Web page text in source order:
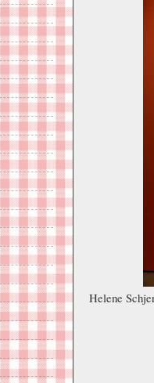
Helene